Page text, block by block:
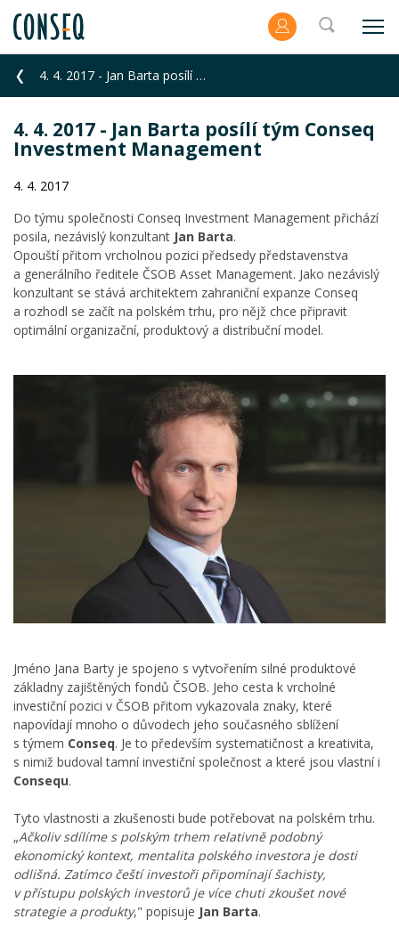
4. 4. 2017 - Jan Barta posílí tým Conseq Investment Management
4. 4. 2017 - Jan Barta posílí tým Conseq
Investment Management
4. 4. 2017
Do týmu společnosti Conseq Investment Management přichází
posila, nezávislý konzultant Jan Barta.
Opouští přitom vrcholnou pozici předsedy představenstva
a generálního ředitele ČSOB Asset Management. Jako nezávislý
konzultant se stává architektem zahraniční expanze Conseq
a rozhodl se začít na polském trhu, pro nějž chce připravit
optimální organizační, produktový a distribuční model.
Jméno Jana Barty je spojeno s vytvořením silné produktové
základny zajištěných fondů ČSOB. Jeho cesta k vrcholné
investiční pozici v ČSOB přitom vykazovala znaky, které
napovídají mnoho o důvodech jeho současného sblížení
s týmem Conseq. Je to především systematičnost a kreativita,
s nimiž budoval tamní investiční společnost a které jsou vlastní i
Consequ.
Tyto vlastnosti a zkušenosti bude potřebovat na polském trhu.
„Ačkoliv sdílíme s polským trhem relativně podobný
ekonomický kontext, mentalita polského investora je dosti
odlišná. Zatímco čeští investoři připomínají šachisty,
v přístupu polských investorů je více chuti zkoušet nové
strategie a produkty," popisuje Jan Barta.